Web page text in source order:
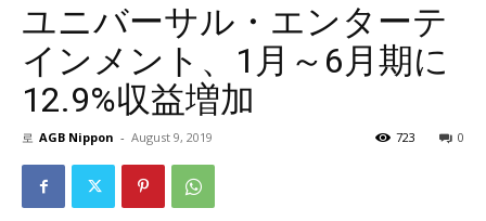
ユニバーサル・エンターテ
インメント、1月～6月期に
12.9%収益増加
로 AGB Nippon - August 9, 2019 0
723